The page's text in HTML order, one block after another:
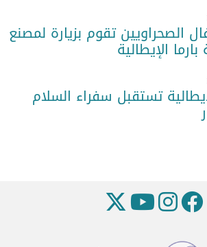
الصحراويين تقوم بزيارة لمصنع
الإيطالية
تستقبل سفراء السلام